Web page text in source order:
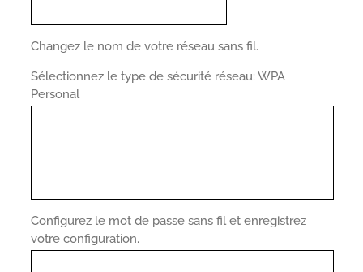
Changez le nom de votre réseau sans fil.
Sélectionnez le type de sécurité réseau: WPA
Personal
Configurez le mot de passe sans fil et enregistrez
votre configuration.